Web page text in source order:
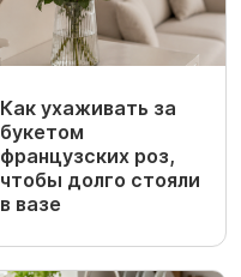
Как ухаживать за
букетом
французских роз,
чтобы долго стояли
в вазе